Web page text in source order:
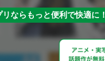
リならもっと便利で快適に！